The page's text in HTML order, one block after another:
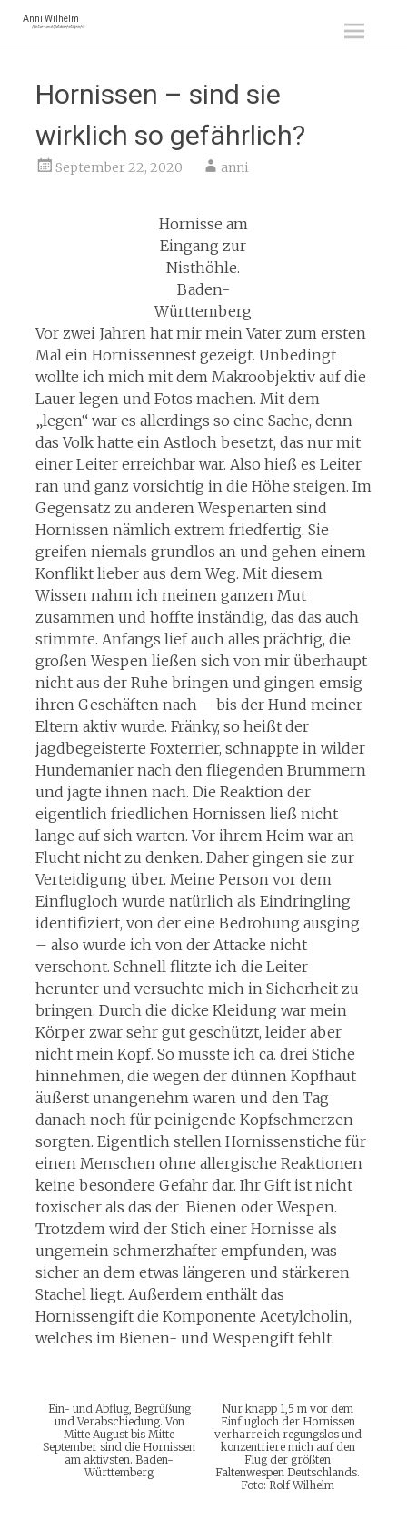
Anni Wilhelm
Natur- und Outdoorfotografie
Inhalt
Hornissen – sind sie
wirklich so gefährlich?
September 22, 2020 anni
Hornisse am
Eingang zur
Nisthöhle.
Baden-
Württemberg
Vor zwei Jahren hat mir mein Vater zum ersten
Mal ein Hornissennest gezeigt. Unbedingt
wollte ich mich mit dem Makroobjektiv auf die
Lauer legen und Fotos machen. Mit dem
„legen“ war es allerdings so eine Sache, denn
das Volk hatte ein Astloch besetzt, das nur mit
einer Leiter erreichbar war. Also hieß es Leiter
ran und ganz vorsichtig in die Höhe steigen. Im
Gegensatz zu anderen Wespenarten sind
Hornissen nämlich extrem friedfertig. Sie
greifen niemals grundlos an und gehen einem
Konflikt lieber aus dem Weg. Mit diesem
Wissen nahm ich meinen ganzen Mut
zusammen und hoffte inständig, das das auch
stimmte. Anfangs lief auch alles prächtig, die
großen Wespen ließen sich von mir überhaupt
nicht aus der Ruhe bringen und gingen emsig
ihren Geschäften nach – bis der Hund meiner
Eltern aktiv wurde. Fränky, so heißt der
jagdbegeisterte Foxterrier, schnappte in wilder
Hundemanier nach den fliegenden Brummern
und jagte ihnen nach. Die Reaktion der
eigentlich friedlichen Hornissen ließ nicht
lange auf sich warten. Vor ihrem Heim war an
Flucht nicht zu denken. Daher gingen sie zur
Verteidigung über. Meine Person vor dem
Einflugloch wurde natürlich als Eindringling
identifiziert, von der eine Bedrohung ausging
– also wurde ich von der Attacke nicht
verschont. Schnell flitzte ich die Leiter
herunter und versuchte mich in Sicherheit zu
bringen. Durch die dicke Kleidung war mein
Körper zwar sehr gut geschützt, leider aber
nicht mein Kopf. So musste ich ca. drei Stiche
hinnehmen, die wegen der dünnen Kopfhaut
äußerst unangenehm waren und den Tag
danach noch für peinigende Kopfschmerzen
sorgten. Eigentlich stellen Hornissenstiche für
einen Menschen ohne allergische Reaktionen
keine besondere Gefahr dar. Ihr Gift ist nicht
toxischer als das der Bienen oder Wespen.
Trotzdem wird der Stich einer Hornisse als
ungemein schmerzhafter empfunden, was
sicher an dem etwas längeren und stärkeren
Stachel liegt. Außerdem enthält das
Hornissengift die Komponente Acetylcholin,
welches im Bienen- und Wespengift fehlt.
Ein- und Abflug, Begrüßung
und Verabschiedung. Von
Mitte August bis Mitte
September sind die Hornissen
am aktivsten. Baden-
Württemberg
Nur knapp 1,5 m vor dem
Einflugloch der Hornissen
verharre ich regungslos und
konzentriere mich auf den
Flug der größten
Faltenwespen Deutschlands.
Foto: Rolf Wilhelm